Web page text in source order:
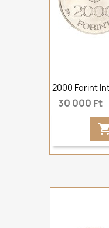
2000 Forint
30 000 Ft